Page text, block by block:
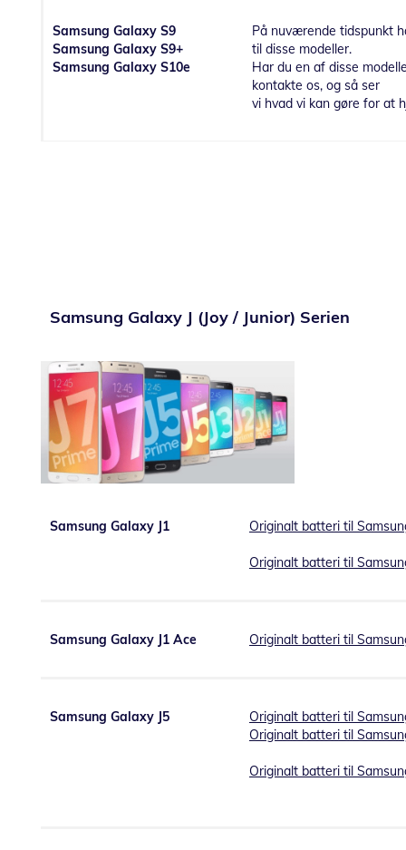
Samsung Galaxy S9
Samsung Galaxy S9+
Samsung Galaxy S10e
På nuværende tidspunkt
til disse modeller.
Har du en af disse
kontakte os, og så ser
vi hvad vi kan gøre for at
Samsung Galaxy J (Joy / Junior) Serien
Samsung Galaxy J1 Originalt batteri til
Originalt batteri til
Samsung Galaxy J1 Ace Originalt batteri til
Samsung Galaxy J5
Originalt batteri til
Originalt batteri til
Originalt batteri til